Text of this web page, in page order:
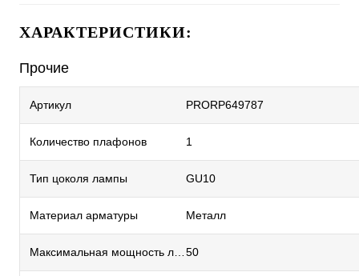
ХАРАКТЕРИСТИКИ:
Прочие
Артикул PRORP649787
Количество плафонов 1
Тип цоколя лампы GU10
Материал арматуры Металл
50